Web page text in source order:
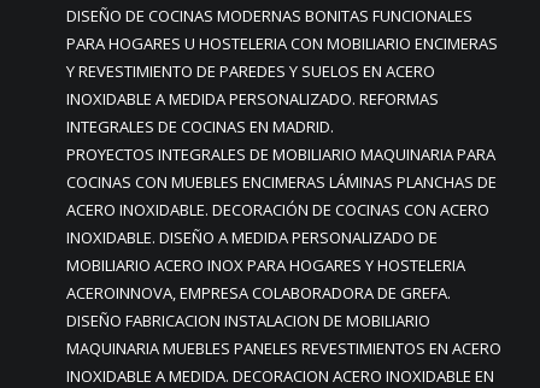
DISEÑO DE COCINAS MODERNAS BONITAS FUNCIONALES
PARA HOGARES U HOSTELERIA CON MOBILIARIO ENCIMERAS
Y REVESTIMIENTO DE PAREDES Y SUELOS EN ACERO
INOXIDABLE A MEDIDA PERSONALIZADO. REFORMAS
INTEGRALES DE COCINAS EN MADRID.
PROYECTOS INTEGRALES DE MOBILIARIO MAQUINARIA PARA
COCINAS CON MUEBLES ENCIMERAS LÁMINAS PLANCHAS DE
ACERO INOXIDABLE. DECORACIÓN DE COCINAS CON ACERO
INOXIDABLE. DISEÑO A MEDIDA PERSONALIZADO DE
MOBILIARIO ACERO INOX PARA HOGARES Y HOSTELERIA
ACEROINNOVA, EMPRESA COLABORADORA DE GREFA.
DISEÑO FABRICACION INSTALACION DE MOBILIARIO
MAQUINARIA MUEBLES PANELES REVESTIMIENTOS EN ACERO
INOXIDABLE A MEDIDA. DECORACION ACERO INOXIDABLE EN